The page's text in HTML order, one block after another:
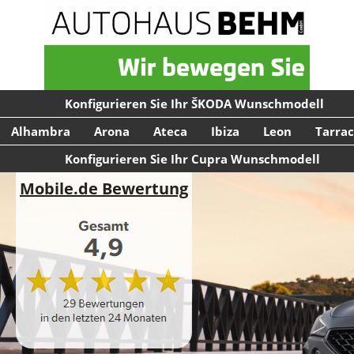
Konfigurieren Sie Ihr ŠKODA Wunschmodell
Leon
Ibiza
Ateca
Arona
Alhambra
Konfigurieren Sie Ihr Cupra Wunschmodell
Mobile.de Bewertung